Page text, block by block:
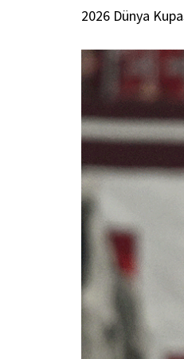
2026 Dünya